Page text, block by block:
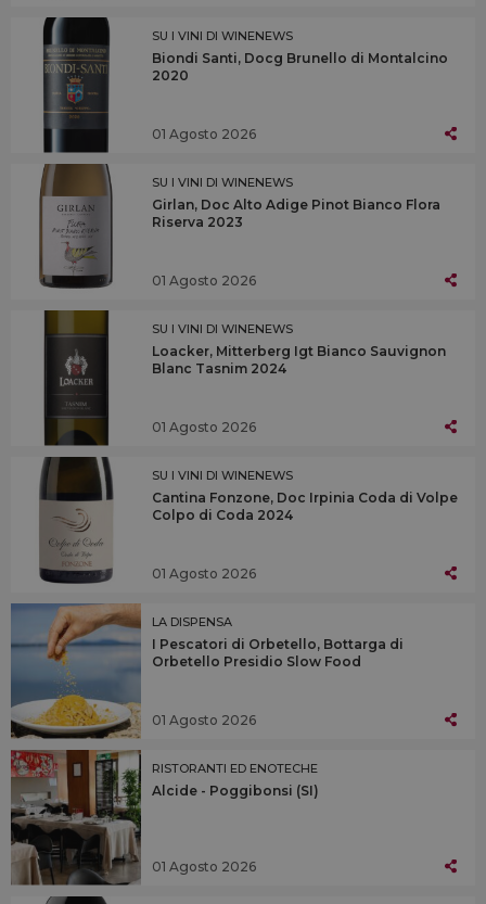
SU I VINI DI WINENEWS
Biondi Santi, Docg Brunello di Montalcino
2020
01 Agosto 2026
SU I VINI DI WINENEWS
Girlan, Doc Alto Adige Pinot Bianco Flora
Riserva 2023
01 Agosto 2026
SU I VINI DI WINENEWS
Loacker, Mitterberg Igt Bianco Sauvignon
Blanc Tasnim 2024
01 Agosto 2026
SU I VINI DI WINENEWS
Cantina Fonzone, Doc Irpinia Coda di Volpe
Colpo di Coda 2024
01 Agosto 2026
LA DISPENSA
I Pescatori di Orbetello, Bottarga di
Orbetello Presidio Slow Food
01 Agosto 2026
RISTORANTI ED ENOTECHE
Alcide - Poggibonsi (SI)
01 Agosto 2026